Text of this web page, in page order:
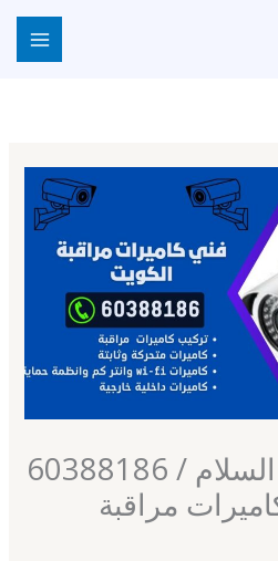
كاميرات مراقبة السلام / 60388186
مراقبة